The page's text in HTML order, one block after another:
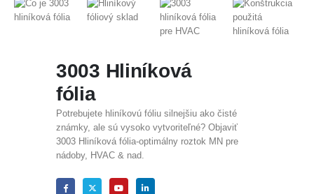
3003 Hliníková
fólia
Potrebujete hliníkovú fóliu silnejšiu ako čisté
známky, ale sú vysoko vytvoriteľné? Objaviť
3003 Hliníková fólia-optimálny roztok MN pre
nádoby, HVAC & nad.